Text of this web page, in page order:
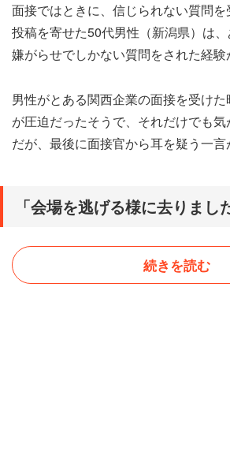
面接ではときに、信じられない質問を
投稿を寄せた50代男性（新潟県）は、
嫌がらせでしかない質問をされた経験
男性がとある関西企業の面接を受け
が圧迫だったそうで、それだけでも
だが、最後に面接官から耳を疑う一言
「会場を逃げる様に去りまし
続きを読む